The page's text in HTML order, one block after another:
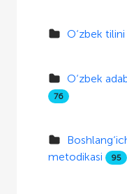
O‘zbek
O‘zbek
76
metodikasi
95